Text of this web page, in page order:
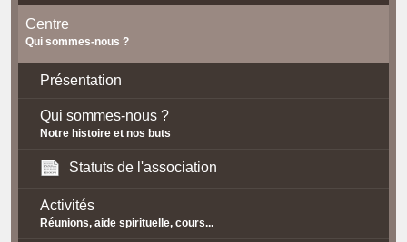
Centre
Qui sommes-nous ?
Présentation
Qui sommes-nous ?
Notre histoire et nos buts
Statuts de l'association
Activités
Réunions, aide spirituelle, cours...